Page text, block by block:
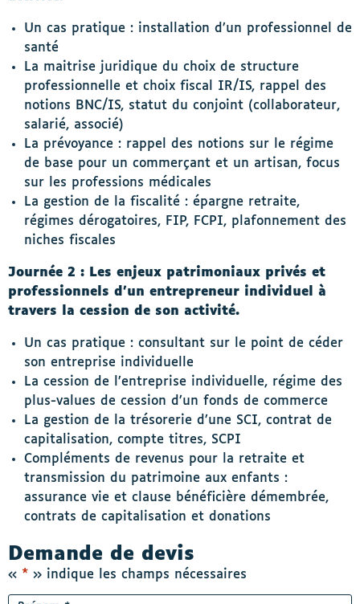
Un cas pratique : installation d’un professionnel de
santé
La maitrise juridique du choix de structure
professionnelle et choix fiscal IR/IS, rappel des
notions BNC/IS, statut du conjoint (collaborateur,
salarié, associé)
La prévoyance : rappel des notions sur le régime
de base pour un commerçant et un artisan, focus
sur les professions médicales
La gestion de la fiscalité : épargne retraite,
régimes dérogatoires, FIP, FCPI, plafonnement des
niches fiscales
Journée 2 : Les enjeux patrimoniaux privés et
professionnels d’un entrepreneur individuel à
travers la cession de son activité.
Un cas pratique : consultant sur le point de céder
son entreprise individuelle
La cession de l’entreprise individuelle, régime des
plus-values de cession d’un fonds de commerce
La gestion de la trésorerie d’une SCI, contrat de
capitalisation, compte titres, SCPI
Compléments de revenus pour la retraite et
transmission du patrimoine aux enfants :
assurance vie et clause bénéficière démembrée,
contrats de capitalisation et donations
Demande de devis
« * » indique les champs nécessaires